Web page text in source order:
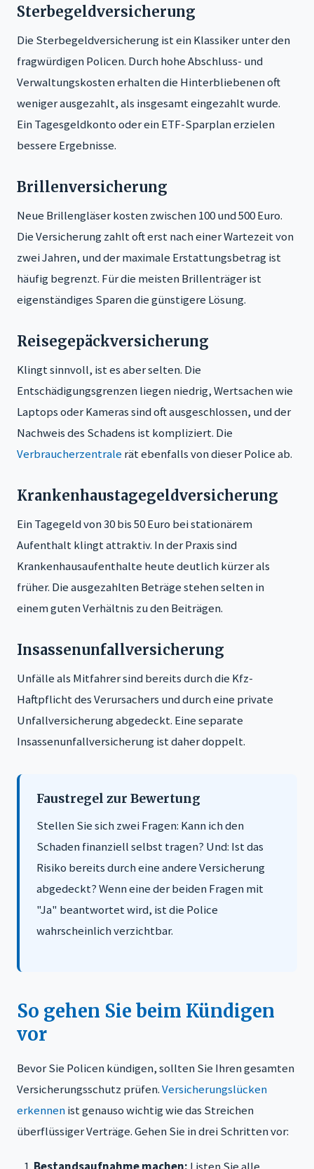
Sterbegeldversicherung
Die Sterbegeldversicherung ist ein Klassiker unter den
fragwürdigen Policen. Durch hohe Abschluss- und
Verwaltungskosten erhalten die Hinterbliebenen oft
weniger ausgezahlt, als insgesamt eingezahlt wurde.
Ein Tagesgeldkonto oder ein ETF-Sparplan erzielen
bessere Ergebnisse.
Brillenversicherung
Neue Brillengläser kosten zwischen 100 und 500 Euro.
Die Versicherung zahlt oft erst nach einer Wartezeit von
zwei Jahren, und der maximale Erstattungsbetrag ist
häufig begrenzt. Für die meisten Brillenträger ist
eigenständiges Sparen die günstigere Lösung.
Reisegepäckversicherung
Klingt sinnvoll, ist es aber selten. Die
Entschädigungsgrenzen liegen niedrig, Wertsachen wie
Laptops oder Kameras sind oft ausgeschlossen, und der
Nachweis des Schadens ist kompliziert. Die
Verbraucherzentrale rät ebenfalls von dieser Police ab.
Krankenhaustagegeldversicherung
Ein Tagegeld von 30 bis 50 Euro bei stationärem
Aufenthalt klingt attraktiv. In der Praxis sind
Krankenhausaufenthalte heute deutlich kürzer als
früher. Die ausgezahlten Beträge stehen selten in
einem guten Verhältnis zu den Beiträgen.
Insassenunfallversicherung
Unfälle als Mitfahrer sind bereits durch die Kfz-
Haftpflicht des Verursachers und durch eine private
Unfallversicherung abgedeckt. Eine separate
Insassenunfallversicherung ist daher doppelt.
Faustregel zur Bewertung
Stellen Sie sich zwei Fragen: Kann ich den
Schaden finanziell selbst tragen? Und: Ist das
Risiko bereits durch eine andere Versicherung
abgedeckt? Wenn eine der beiden Fragen mit
"Ja" beantwortet wird, ist die Police
wahrscheinlich verzichtbar.
So gehen Sie beim Kündigen
vor
Bevor Sie Policen kündigen, sollten Sie Ihren gesamten
Versicherungsschutz prüfen.Versicherungslücken
erkennenist genauso wichtig wie das Streichen
überflüssiger Verträge. Gehen Sie in drei Schritten vor: